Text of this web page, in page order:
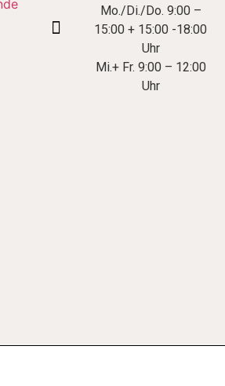
Mo./Di./Do. 9:00 –
15:00 + 15:00 -18:00
Uhr
Mi.+ Fr. 9:00 – 12:00
Uhr